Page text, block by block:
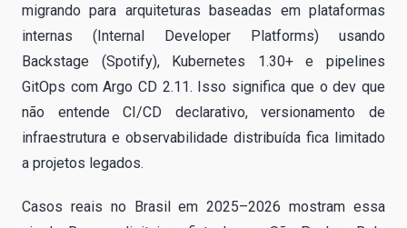
migrando para arquiteturas baseadas em plataformas
internas (Internal Developer Platforms) usando
Backstage (Spotify), Kubernetes 1.30+ e pipelines
GitOps com Argo CD 2.11. Isso significa que o dev que
não entende CI/CD declarativo, versionamento de
infraestrutura e observabilidade distribuída fica limitado
a projetos legados.
Casos reais no Brasil em 2025–2026 mostram essa